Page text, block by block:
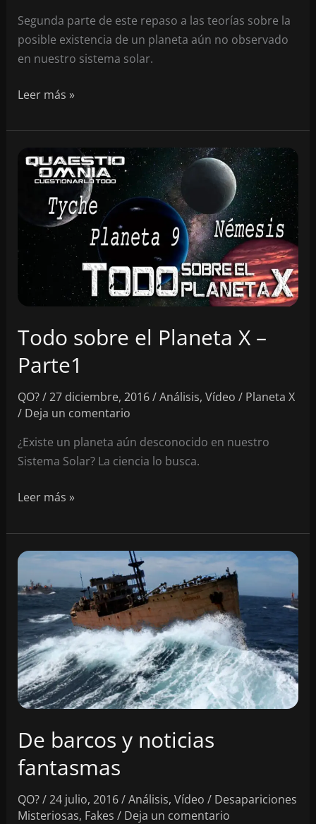
Segunda parte de este repaso a las teorías sobre la
posible existencia de un planeta aún no observado
en nuestro sistema solar.
Todo
el
Parte2
Leer más »
Todo sobre el Planeta X –
Parte1
QO?/27 diciembre, 2016/Análisis, Vídeo / Planeta X
/ Deja un comentario
¿Existe un planeta aún desconocido en nuestro
Sistema Solar? La ciencia lo busca.
Todo
el
Planeta
–
Parte1
Leer más »
De barcos y noticias
fantasmas
QO?/24 julio, 2016/Análisis, Vídeo / Desapariciones
Misteriosas, Fakes / Deja un comentario